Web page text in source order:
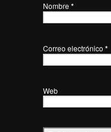
Nombre *
Correo electrónico *
Web